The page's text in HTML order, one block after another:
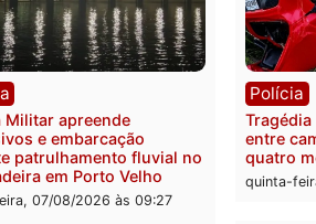
Polícia
é preso pela PRF com mais
72 quilos de mercúrio
em estepe em Porto